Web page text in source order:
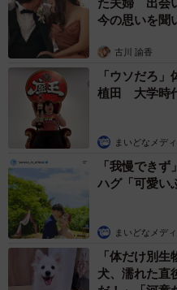
た夫婦 出会
今の思いを聞
古川 諭香
「ウソだろ
植田 大学時
まいどなメデ
「我慢でき
ハグ「可愛い
まいどなメデ
「体だけ別
犬、濡れた